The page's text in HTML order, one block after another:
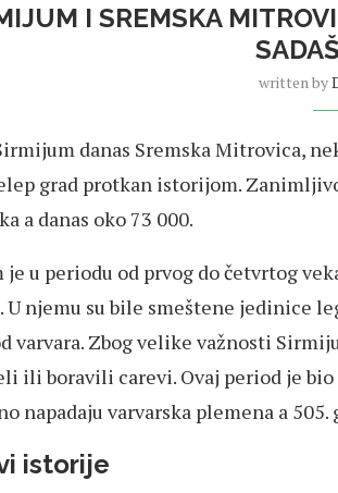
I SREMSKA
written by
danas Sremska Mitrovica,
grad protkan istorijom.
a danas oko 73 000.
u periodu od prvog do četvrtog
U njemu su bile smeštene jedinice
varvara. Zbog velike važnosti
ili boravili carevi. Ovaj period je
napadaju varvarska plemena a
istorije